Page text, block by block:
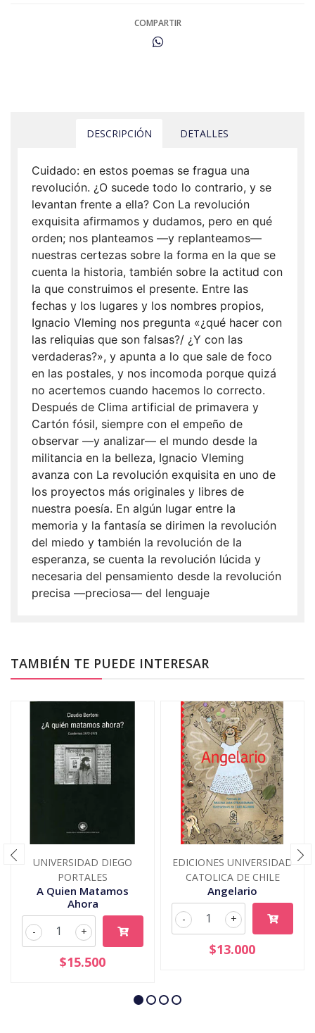
COMPARTIR
DESCRIPCIÓN DETALLES
Cuidado: en estos poemas se fragua una
revolución. ¿O sucede todo lo contrario, y se
levantan frente a ella? Con La revolución
exquisita afirmamos y dudamos, pero en qué
orden; nos planteamos —y replanteamos—
nuestras certezas sobre la forma en la que se
cuenta la historia, también sobre la actitud con
la que construimos el presente. Entre las
fechas y los lugares y los nombres propios,
Ignacio Vleming nos pregunta «¿qué hacer con
las reliquias que son falsas?/ ¿Y con las
verdaderas?», y apunta a lo que sale de foco
en las postales, y nos incomoda porque quizá
no acertemos cuando hacemos lo correcto.
Después de Clima artificial de primavera y
Cartón fósil, siempre con el empeño de
observar —y analizar— el mundo desde la
militancia en la belleza, Ignacio Vleming
avanza con La revolución exquisita en uno de
los proyectos más originales y libres de
nuestra poesía. En algún lugar entre la
memoria y la fantasía se dirimen la revolución
del miedo y también la revolución de la
esperanza, se cuenta la revolución lúcida y
necesaria del pensamiento desde la revolución
precisa —preciosa— del lenguaje
TAMBIÉN TE PUEDE INTERESAR
UNIVERSIDAD DIEGO
PORTALES
A Quien Matamos
Ahora
+
-
$15.500
EDICIONES UNIVERSIDAD
CATOLICA DE CHILE
Angelario
+
-
$13.000